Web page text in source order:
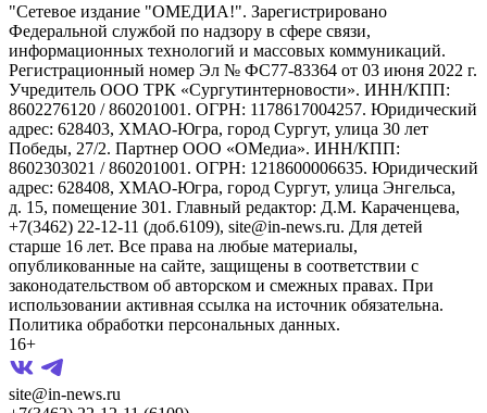
"Сетевое издание "ОМЕДИА!". Зарегистрировано
Федеральной службой по надзору в сфере связи,
информационных технологий и массовых коммуникаций.
Регистрационный номер Эл № ФС77-83364 от 03 июня 2022 г.
Учредитель ООО ТРК «Сургутинтерновости». ИНН/КПП:
8602276120 / 860201001. ОГРН: 1178617004257. Юридический
адрес: 628403, ХМАО-Югра, город Сургут, улица 30 лет
Победы, 27/2. Партнер ООО «ОМедиа». ИНН/КПП:
8602303021 / 860201001. ОГРН: 1218600006635. Юридический
адрес: 628408, ХМАО-Югра, город Сургут, улица Энгельса,
д. 15, помещение 301. Главный редактор: Д.М. Караченцева,
+7(3462) 22-12-11 (доб.6109), site@in-news.ru. Для детей
старше 16 лет. Все права на любые материалы,
опубликованные на сайте, защищены в соответствии с
законодательством об авторском и смежных правах. При
использовании активная ссылка на источник обязательна.
Политика обработки персональных данных.
16+
site@in-news.ru